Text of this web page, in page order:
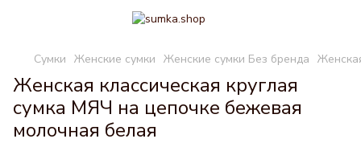
Сумки Женские сумки Женские сумки Без бренда
Женская классическая круглая
сумка МЯЧ на цепочке бежевая
молочная белая